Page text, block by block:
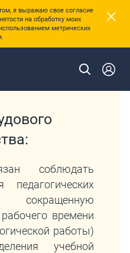
я выражаю свое согласие
на обработку моих
метрических
×
соблюдать
педагогических
времени
работы)
учебной